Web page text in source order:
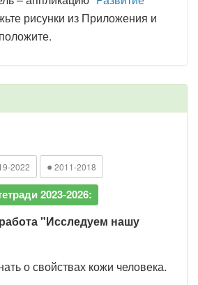
рисунки из Приложения и
2022 ● 2011-2018
2023-2026:
"Исследуем нашу
о свойствах кожи человека.